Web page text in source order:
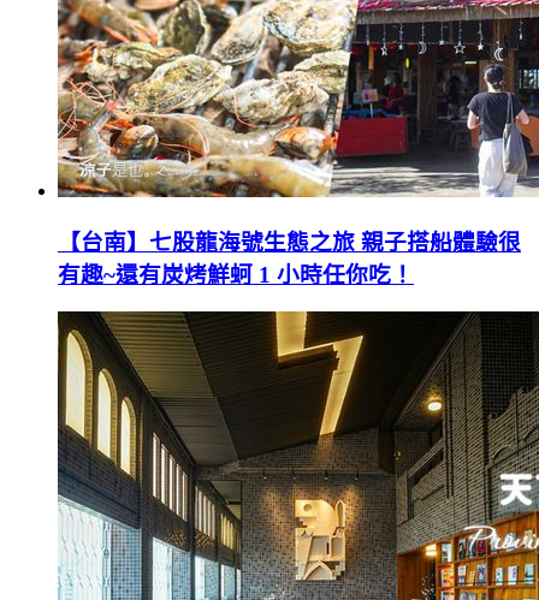
【台南】七股龍海號生態之旅 親子搭船體驗很
有趣~還有炭烤鮮蚵 1 小時任你吃！